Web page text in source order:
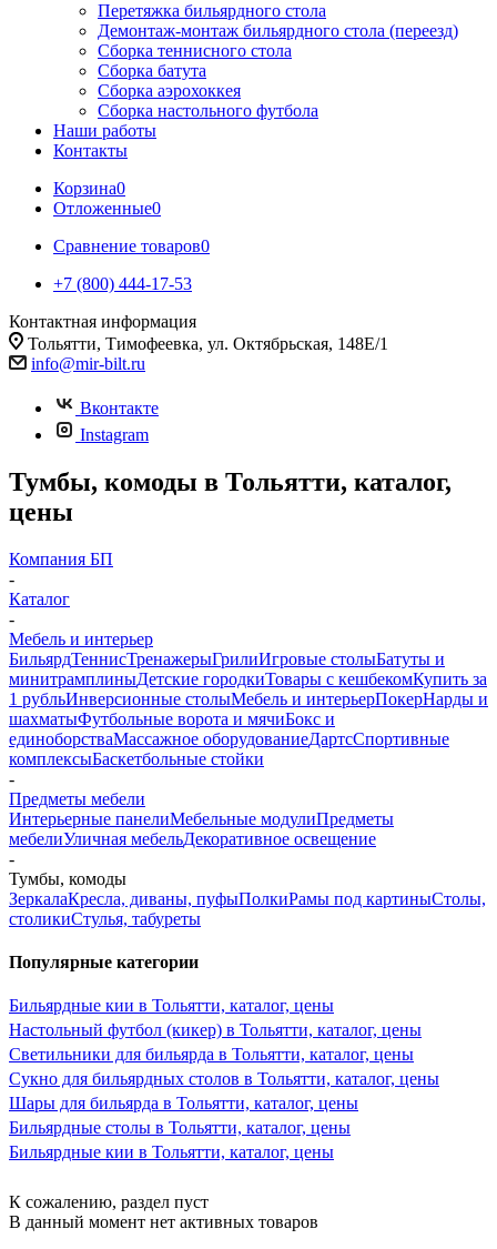
Перетяжка бильярдного стола
Демонтаж-монтаж бильярдного стола (переезд)
Сборка теннисного стола
Сборка батута
Сборка аэрохоккея
Сборка настольного футбола
Наши работы
Контакты
Корзина0
Отложенные0
Сравнение товаров0
+7 (800) 444-17-53
Контактная информация
Тольятти, Тимофеевка, ул. Октябрьская, 148Е/1
info@mir-bilt.ru
Вконтакте
Instagram
Тумбы, комоды в Тольятти, каталог,
цены
Компания БП
-
Каталог
-
Мебель и интерьер
БильярдТеннисТренажерыГрилиИгровые столыБатуты и
минитрамплиныДетские городкиТовары с кешбекомКупить за
1 рубльИнверсионные столыМебель и интерьерПокерНарды и
шахматыФутбольные ворота и мячиБокс и
единоборстваМассажное оборудованиеДартсСпортивные
комплексыБаскетбольные стойки
-
Предметы мебели
Интерьерные панелиМебельные модулиПредметы
мебелиУличная мебельДекоративное освещение
-
Тумбы, комоды
ЗеркалаКресла, диваны, пуфыПолкиРамы под картиныСтолы,
столикиСтулья, табуреты
Популярные категории
Бильярдные кии в Тольятти, каталог, цены
Настольный футбол (кикер) в Тольятти, каталог, цены
Светильники для бильярда в Тольятти, каталог, цены
Сукно для бильярдных столов в Тольятти, каталог, цены
Шары для бильярда в Тольятти, каталог, цены
Бильярдные столы в Тольятти, каталог, цены
Бильярдные кии в Тольятти, каталог, цены
К сожалению, раздел пуст
В данный момент нет активных товаров